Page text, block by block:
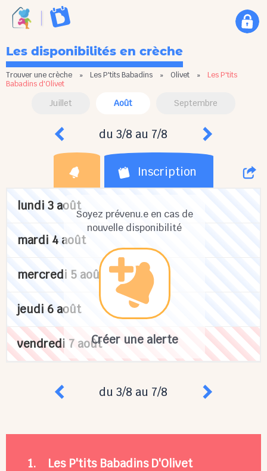
Les disponibilités en crèche
Trouver une crèche » Les P'tits Babadins » Olivet » Les P'tits
Babadins d'Olivet
Juillet Août Septembre
du 3/8 au 7/8
Inscription
Soyez prévenu.e en cas de
nouvelle disponibilité
Créer une alerte
lundi 3 août
mardi 4 août
mercredi 5 août
jeudi 6 août
vendredi 7 août
du 3/8 au 7/8
1. Les P'tits Babadins D'Olivet